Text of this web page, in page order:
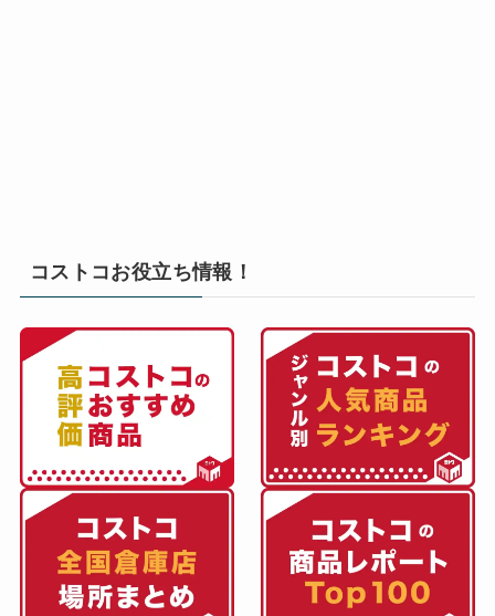
コストコお役立ち情報！